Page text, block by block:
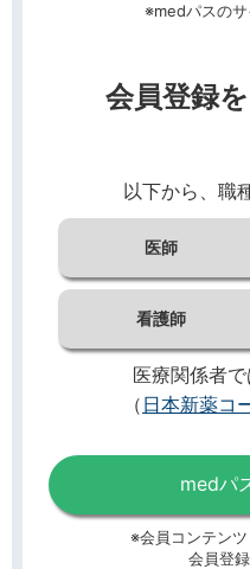
※medパスのサ
会員登録
以下から、職
医師
看護師
医療関係者
（ 日本新薬コ
medパ
※会員コンテンツ
会員登